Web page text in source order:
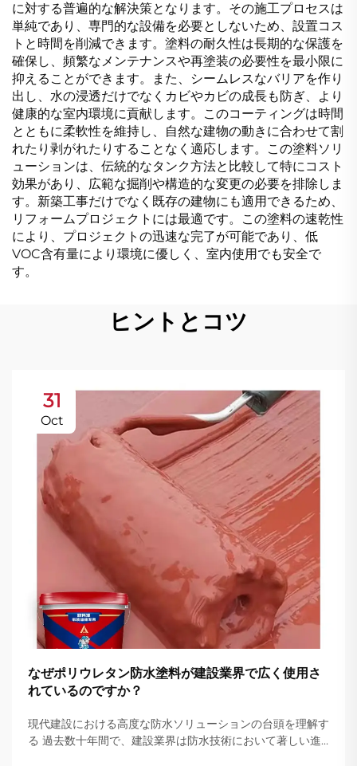
に対する普遍的な解決策となります。その施工プロセスは
単純であり、専門的な設備を必要としないため、設置コス
トと時間を削減できます。塗料の耐久性は長期的な保護を
確保し、頻繁なメンテナンスや再塗装の必要性を最小限に
抑えることができます。また、シームレスなバリアを作り
出し、水の浸透だけでなくカビやカビの成長も防ぎ、より
健康的な室内環境に貢献します。このコーティングは時間
とともに柔軟性を維持し、自然な建物の動きに合わせて割
れたり剥がれたりすることなく適応します。この塗料ソリ
ューションは、伝統的なタンク方法と比較して特にコスト
効果があり、広範な掘削や構造的な変更の必要を排除しま
す。新築工事だけでなく既存の建物にも適用できるため、
リフォームプロジェクトには最適です。この塗料の速乾性
により、プロジェクトの迅速な完了が可能であり、低
VOC含有量により環境に優しく、室内使用でも安全で
す。
ヒントとコツ
31
Oct
なぜポリウレタン防水塗料が建設業界で広く使用さ
れているのですか？
現代建設における高度な防水ソリューションの台頭を理解す
る 過去数十年間で、建設業界は防水技術において著しい進